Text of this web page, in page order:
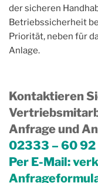
der sicheren
Betriebssicherheit
Priorität, neben für
Anlage.
Kontaktieren
Anfrage und
02333 – 60
Per E-Mail: